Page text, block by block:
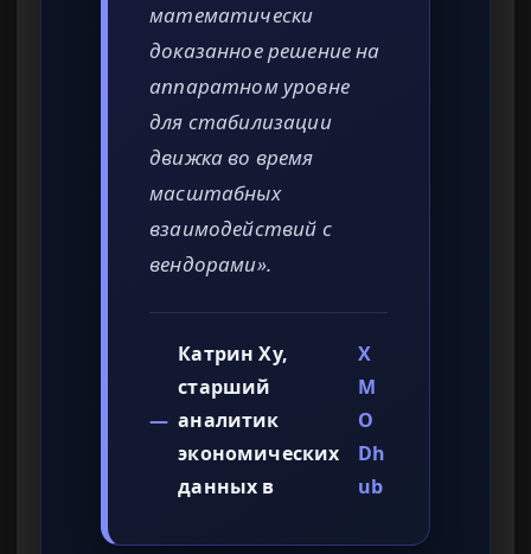
математически
доказанное решение на
аппаратном уровне
для стабилизации
движка во время
масштабных
взаимодействий с
вендорами».
—
Катрин Ху,
старший
аналитик
экономических
данных в
X
M
O
Dh
ub